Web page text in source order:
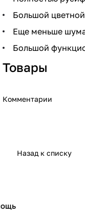
Большой
Еще меньше
Большой
Товары
Комментарии
Назад к списку